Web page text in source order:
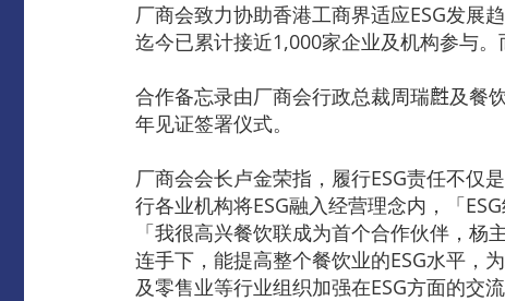
厂商会致力协助香港工商界适应ESG发展
迄今已累计接近1,000家企业及机构参与
合作备忘录由厂商会行政总裁周瑞𪊟及餐
年见证签署仪式。
厂商会会长卢金荣指，履行ESG责任不仅
行各业机构将ESG融入经营理念内，「
「我很高兴餐饮联成为首个合作伙伴，
连手下，能提高整个餐饮业的ESG水平，
及零售业等行业组织加强在ESG方面的交流